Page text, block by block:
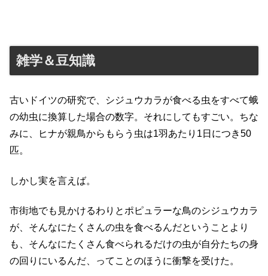
雑学＆豆知識
古いドイツの研究で、シジュウカラが食べる虫をすべて蛾
の幼虫に換算した場合の数字。それにしてもすごい。ちな
みに、ヒナが親鳥からもらう虫は1羽あたり1日につき50
匹。
しかし実を言えば。
市街地でも見かけるわりとポピュラーな鳥のシジュウカラ
が、そんなにたくさんの虫を食べるんだということより
も、そんなにたくさん食べられるだけの虫が自分たちの身
の回りにいるんだ、ってことのほうに衝撃を受けた。